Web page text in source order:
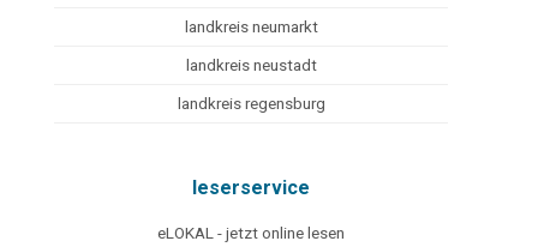
landkreis neumarkt
landkreis neustadt
landkreis regensburg
leserservice
eLOKAL - jetzt online lesen